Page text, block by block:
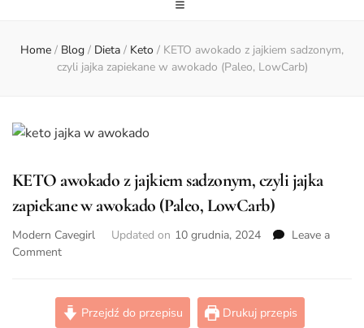
Home / Blog / Dieta / Keto / KETO awokado z jajkiem sadzonym,
czyli jajka zapiekane w awokado (Paleo, LowCarb)
KETO awokado z jajkiem sadzonym, czyli jajka
zapiekane w awokado (Paleo, LowCarb)
Modern Cavegirl Updated on 10 grudnia, 2024
Leave a
Commenton
z
jajkiemPrzejdź do przepisu Drukuj przepis